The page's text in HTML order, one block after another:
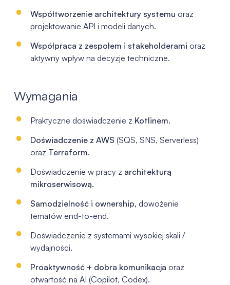
Współtworzenie architektury systemu oraz
projektowanie API i modeli danych.
Współpraca z zespołem i stakeholderami oraz
aktywny wpływ na decyzje techniczne.
Wymagania
Praktyczne doświadczenie z Kotlinem.
Doświadczenie z AWS (SQS, SNS, Serverless)
oraz Terraform.
Doświadczenie w pracy z architekturą
mikroserwisową.
Samodzielność i ownership, dowożenie
tematów end-to-end.
Doświadczenie z systemami wysokiej skali /
wydajności.
Proaktywność+ dobra komunikacja oraz
otwartość na AI (Copilot, Codex).